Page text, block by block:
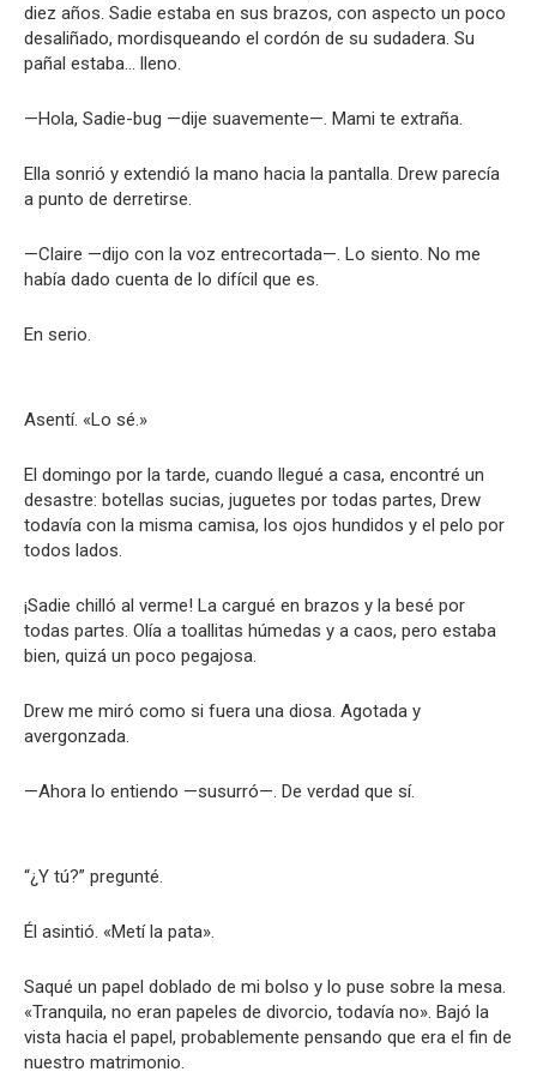
diez años. Sadie estaba en sus brazos, con aspecto un poco
desaliñado, mordisqueando el cordón de su sudadera. Su
pañal estaba… lleno.
—Hola, Sadie-bug —dije suavemente—. Mami te extraña.
Ella sonrió y extendió la mano hacia la pantalla. Drew parecía
a punto de derretirse.
—Claire —dijo con la voz entrecortada—. Lo siento. No me
había dado cuenta de lo difícil que es.
En serio.
Asentí. «Lo sé.»
El domingo por la tarde, cuando llegué a casa, encontré un
desastre: botellas sucias, juguetes por todas partes, Drew
todavía con la misma camisa, los ojos hundidos y el pelo por
todos lados.
¡Sadie chilló al verme! La cargué en brazos y la besé por
todas partes. Olía a toallitas húmedas y a caos, pero estaba
bien, quizá un poco pegajosa.
Drew me miró como si fuera una diosa. Agotada y
avergonzada.
—Ahora lo entiendo —susurró—. De verdad que sí.
“¿Y tú?” pregunté.
Él asintió. «Metí la pata».
Saqué un papel doblado de mi bolso y lo puse sobre la mesa.
«Tranquila, no eran papeles de divorcio, todavía no». Bajó la
vista hacia el papel, probablemente pensando que era el fin de
nuestro matrimonio.